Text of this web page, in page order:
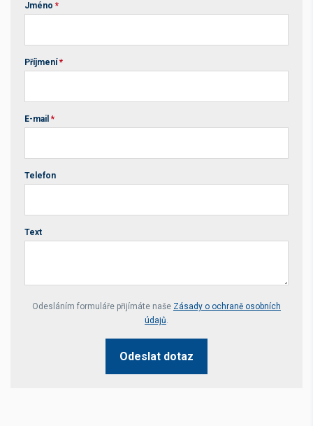
Jméno *
Příjmení *
E-mail *
Telefon
Text
Your website *
Odesláním formuláře přijímáte naše Zásady o ochraně osobních
údajů.
Odeslat dotaz